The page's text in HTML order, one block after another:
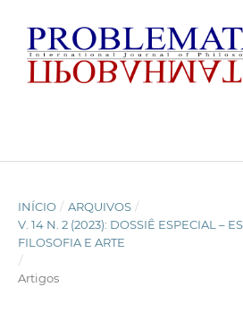
INÍCIO / ARQUIVOS /
V. 14 N. 2 (2023): DOSSIÊ ESPECIAL –
FILOSOFIA E ARTE
/
Artigos